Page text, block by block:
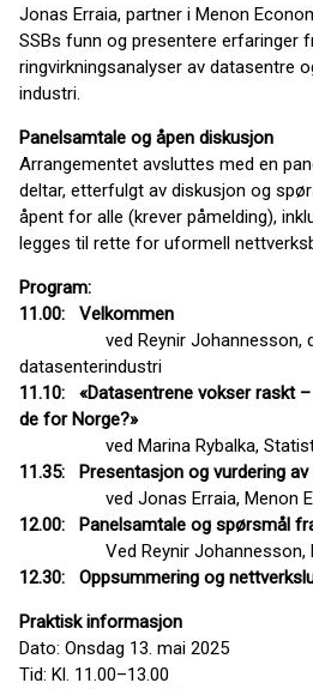
Jonas Erraia, partner i Menon
SSBs funn og presentere erfaringer
ringvirkningsanalyser av datasentre
industri.
Panelsamtale og åpen diskusjon
Arrangementet avsluttes med en
deltar, etterfulgt av diskusjon og
åpent for alle (krever påmelding),
legges til rette for uformell
Program:
11.00: Velkommen
ved Reynir Johannesson,
datasenterindustri
11.10: «Datasentrene vokser raskt
de for Norge?»
ved Marina Rybalka,
11.35: Presentasjon og vurdering av
ved Jonas Erraia, Menon
12.00: Panelsamtale og spørsmål
Ved Reynir Johannesson,
12.30: Oppsummering og
Praktisk informasjon
Dato: Onsdag 13. mai 2025
Tid: Kl. 11.00–13.00